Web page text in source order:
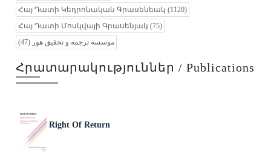
Հայ Դատի Կեդրոնական Գրասենեակ (1120)
Հայ Դատի Մոսկվայի Գրասենյակ (75)
موسسه ترجمه و تحقیق هور (47)
Հրատարակություններ / Publications
Right Of Return